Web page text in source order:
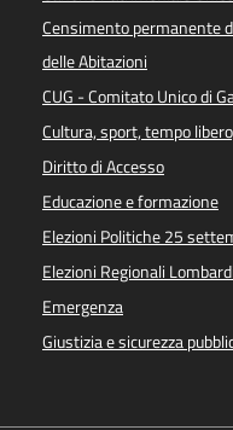
Censimento permanente
delle Abitazioni
CUG - Comitato Unico di
Cultura, sport, tempo
Diritto di Accesso
Educazione e formazione
Elezioni Politiche 25
Elezioni Regionali
Emergenza
Giustizia e sicurezza